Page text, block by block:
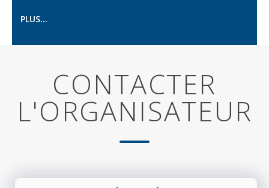
PLUS...
CONTACTER
L'ORGANISATEUR